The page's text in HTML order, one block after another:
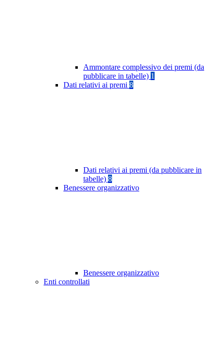
Ammontare complessivo dei premi (da
pubblicare in tabelle) 1
Dati relativi ai premi 8
Dati relativi ai premi (da pubblicare in
tabelle) 8
Benessere organizzativo
Benessere organizzativo
Enti controllati